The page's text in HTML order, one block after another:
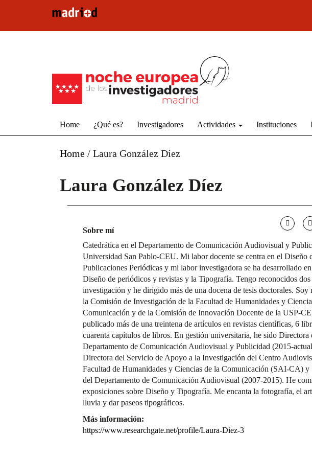
Home ¿Qué es? Investigadores Actividades Instituciones
Home / Laura González Díez
Laura González Díez
Sobre mí
Catedrática en el Departamento de Comunicación Audiovisual y
Universidad San Pablo-CEU. Mi labor docente se centra en el Diseño
Publicaciones Periódicas y mi labor investigadora se ha desarrollado
Diseño de periódicos y revistas y la Tipografía. Tengo reconocidos dos
investigación y he dirigido más de una docena de tesis doctorales. Soy
la Comisión de Investigación de la Facultad de Humanidades y
Comunicación y de la Comisión de Innovación Docente de la USP-
publicado más de una treintena de artículos en revistas científicas, 6
cuarenta capítulos de libros. En gestión universitaria, he sido Directora
Departamento de Comunicación Audiovisual y Publicidad (2015-
Directora del Servicio de Apoyo a la Investigación del Centro
Facultad de Humanidades y Ciencias de la Comunicación (SAI-CA) y
del Departamento de Comunicación Audiovisual (2007-2015). He
exposiciones sobre Diseño y Tipografía. Me encanta la fotografía, el
lluvia y dar paseos tipográficos.
Más información:
https://www.researchgate.net/profile/Laura-Diez-3